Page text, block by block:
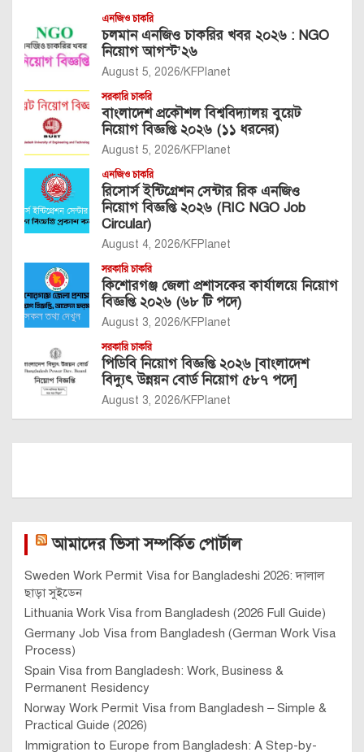
এনজিও চাকরি
চলমান এনজিও চাকরির খবর ২০২৬ : NGO
নিয়োগ আগস্ট’২৬
August 5, 2026 KFPlanet
সরকারি চাকরি
বাংলাদেশ প্রকৌশল বিশ্ববিদ্যালয় বুয়েট
নিয়োগ বিজ্ঞপ্তি ২০২৬ (১১ ধরনের)
August 5, 2026 KFPlanet
এনজিও চাকরি
রিসোর্স ইন্টিগ্রেশন সেন্টার রিক এনজিও
নিয়োগ বিজ্ঞপ্তি ২০২৬ (RIC NGO Job
Circular)
August 4, 2026 KFPlanet
সরকারি চাকরি
কিশোরগঞ্জ জেলা প্রশাসকের কার্যালয়ে নিয়োগ
বিজ্ঞপ্তি ২০২৬ (৬৮ টি পদে)
August 3, 2026 KFPlanet
সরকারি চাকরি
পিডিবি নিয়োগ বিজ্ঞপ্তি ২০২৬ [বাংলাদেশ
বিদ্যুৎ উন্নয়ন বোর্ড নিয়োগ ৫৮৭ পদে]
August 3, 2026 KFPlanet
আমাদের ভিসা সম্পর্কিত পোর্টাল
Sweden Work Permit Visa for Bangladeshi 2026: দালাল
ছাড়া সুইডেন
Lithuania Work Visa from Bangladesh (2026 Full Guide)
Germany Job Visa from Bangladesh (German Work Visa
Process)
Spain Visa from Bangladesh: Work, Business &
Permanent Residency
Norway Work Permit Visa from Bangladesh – Simple &
Practical Guide (2026)
Immigration to Europe from Bangladesh: A Step-by-